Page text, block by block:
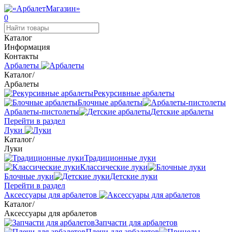
0
Каталог
Информация
Контакты
Арбалеты
Каталог/
Арбалеты
Рекурсивные арбалеты
Блочные арбалеты
Арбалеты-пистолеты
Детские арбалеты
Перейти в раздел
Луки
Каталог/
Луки
Традиционные луки
Классические луки
Блочные луки
Детские луки
Перейти в раздел
Аксессуары для арбалетов
Каталог/
Аксессуары для арбалетов
Запчасти для арбалетов